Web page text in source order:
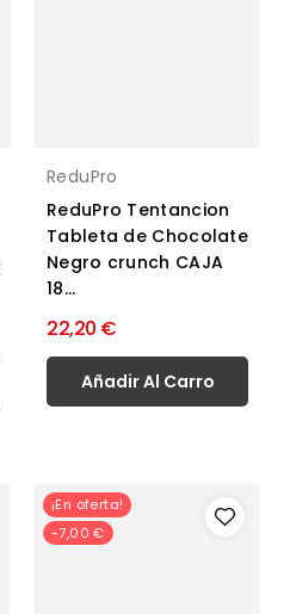
ReduPro
ReduPro Tentancion
Tableta de Chocolate
Negro crunch CAJA
18...
22,20 €
Añadir Al Carro
¡En oferta!
-7,00 €